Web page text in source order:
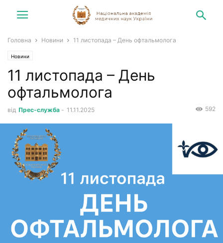
Головна Новини 11 листопада – День офтальмолога
Новини
11 листопада – День
офтальмолога
від Прес-служба - 11.11.2025 592